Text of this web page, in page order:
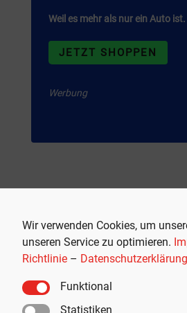
Wir verwenden Cookies, um
unseren Service zu optimieren.
Richtlinie – Datenschutzerklärung
Funktional
Statistiken
Weil es mehr als nur ein Auto ist.
JETZT SHOPPEN
Werbung
Empfohlen